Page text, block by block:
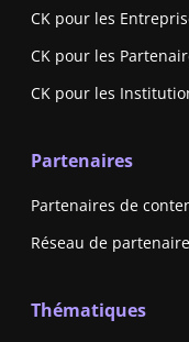
CK pour les
CK pour les
CK pour les
Partenaires
Partenaires de
Réseau de
Thématiques